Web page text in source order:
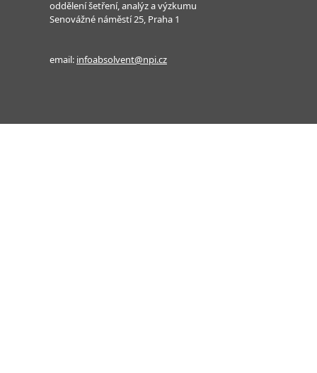
oddělení šetření, analýz a výzkumu
Senovážné náměstí 25, Praha 1
email: infoabsolvent@npi.cz